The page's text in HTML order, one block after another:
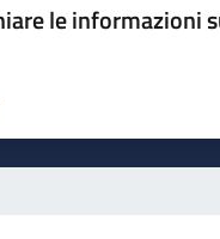
le informazioni
5 stelle su 5
stelle su 5
su 5
5